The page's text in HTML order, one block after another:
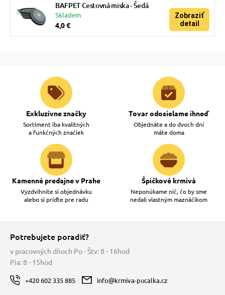
BAFPET Cestovná miska - Šedá
Skladem
4,0 €
Zobraziť
detail
Exkluzívne značky
Sortiment iba kvalitných
a funkčných značiek
Tovar odosielame ihneď
Objednáte a do dvoch dní
máte doma
Kamenné predajne v Prahe
Vyzdvihnite si objednávku
alebo si príďte pre radu
Špičkové krmivá
Neponúkame nič, čo by sme
nedali vlastným maznáčikom
Potrebujete poradiť?
v pracovných dňoch Po - Štv: 8 - 16hod
Pia: 8 - 15hod
+420 602 335 885 info@krmiva-pucalka.cz